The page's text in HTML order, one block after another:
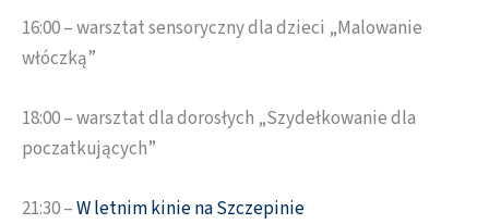
16:00 – warsztat sensoryczny dla dzieci „Malowanie
włóczką”
18:00 – warsztat dla dorosłych „Szydełkowanie dla
poczatkujących”
21:30 –W letnim kinie na Szczepinie